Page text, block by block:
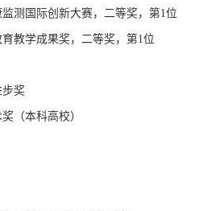
测国际创新大赛，二等奖，第1位
教学成果奖，二等奖，第1位
步奖
（本科高校）